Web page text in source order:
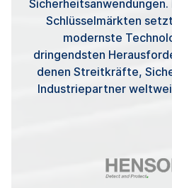
Schlüsselmärkten
modernste
dringendsten
denen Streitkräfte,
Industriepartner